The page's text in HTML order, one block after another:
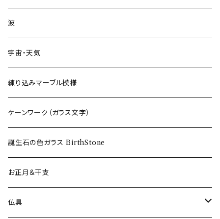
フリーグラス〜FREEEE
波
宇宙・天気
練り込みマーブル模様
ケーンワーク（ガラス文字）
誕生石の色ガラス BirthStone
お正月＆干支
仏具